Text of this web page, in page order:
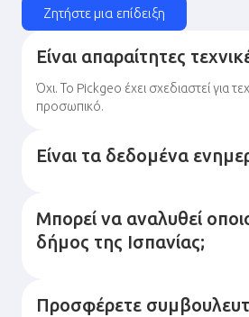
Ζητήστε μια επίδειξη
Είναι απαραίτητες
Όχι. Το Pickgeo έχει σχεδιαστεί για
προσωπικό.
Είναι τα δεδομένα
Μπορεί να αναλυθεί
δήμος της Ισπανίας;
Προσφέρετε